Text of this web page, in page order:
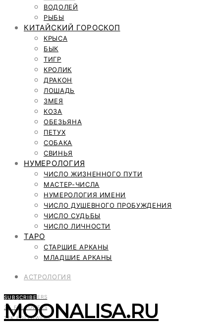
ВОДОЛЕЙ
РЫБЫ
КИТАЙСКИЙ ГОРОСКОП
КРЫСА
БЫК
ТИГР
КРОЛИК
ДРАКОН
ЛОШАДЬ
ЗМЕЯ
КОЗА
ОБЕЗЬЯНА
ПЕТУХ
СОБАКА
СВИНЬЯ
НУМЕРОЛОГИЯ
ЧИСЛО ЖИЗНЕННОГО ПУТИ
МАСТЕР-ЧИСЛА
НУМЕРОЛОГИЯ ИМЕНИ
ЧИСЛО ДУШЕВНОГО ПРОБУЖДЕНИЯ
ЧИСЛО СУДЬБЫ
ЧИСЛО ЛИЧНОСТИ
ТАРО
СТАРШИЕ АРКАНЫ
МЛАДШИЕ АРКАНЫ
АСТРОЛОГИЯ
2K FOLLOWERS
2K FOLLOWERS
12K FOLLOWERS
SUBSCRIBE
MOONALISA.RU